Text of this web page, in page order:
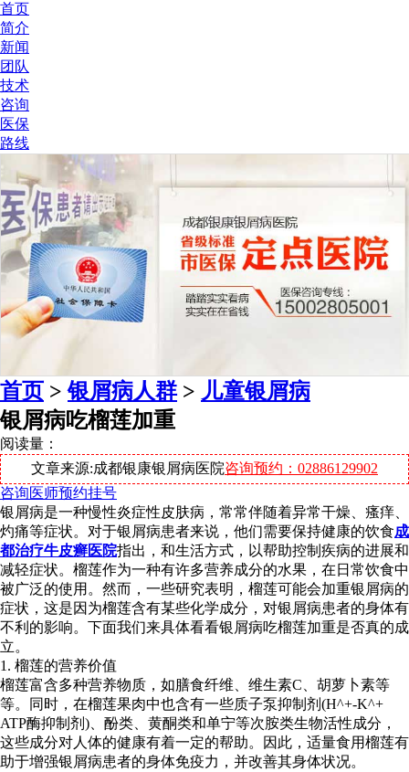
首页
简介
新闻
团队
技术
咨询
医保
路线
首页 >银屑病人群 > 儿童银屑病
银屑病吃榴莲加重
阅读量：
文章来源:成都银康银屑病医院咨询预约：02886129902
咨询医师预约挂号
银屑病是一种慢性炎症性皮肤病，常常伴随着异常干燥、瘙痒、
灼痛等症状。对于银屑病患者来说，他们需要保持健康的饮食成
都治疗牛皮癣医院指出，和生活方式，以帮助控制疾病的进展和
减轻症状。榴莲作为一种有许多营养成分的水果，在日常饮食中
被广泛的使用。然而，一些研究表明，榴莲可能会加重银屑病的
症状，这是因为榴莲含有某些化学成分，对银屑病患者的身体有
不利的影响。下面我们来具体看看银屑病吃榴莲加重是否真的成
立。
1. 榴莲的营养价值
榴莲富含多种营养物质，如膳食纤维、维生素C、胡萝卜素等
等。同时，在榴莲果肉中也含有一些质子泵抑制剂(H^+-K^+
ATP酶抑制剂)、酚类、黄酮类和单宁等次胺类生物活性成分，
这些成分对人体的健康有着一定的帮助。因此，适量食用榴莲有
助于增强银屑病患者的身体免疫力，并改善其身体状况。